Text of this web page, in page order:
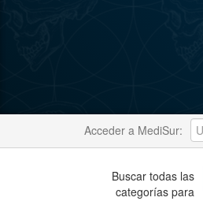
Acceder a MediSur:
Buscar todas las
categorías para